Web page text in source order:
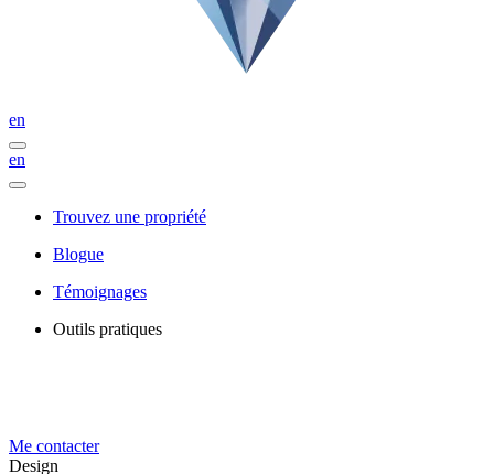
en
en
Trouvez une propriété
Blogue
Témoignages
Outils pratiques
Me contacter
Design